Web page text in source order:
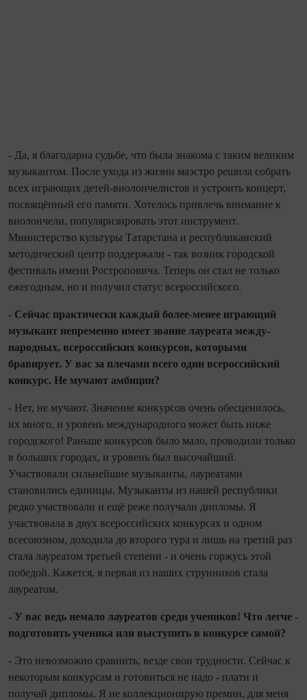
- Да, я благодарна судьбе, что была знакома с таким великим
музыкантом. После ухода из жизни маэстро решила собрать
всех играющих детей‑виолонче­листов и устроить концерт,
посвящённый его памяти. Хотелось привлечь внимание к
виолончели, популяризировать этот инструмент.
Министерство культуры Та­тарстана и республиканский
методический центр поддержали - так возник городской
фестиваль имени Ростроповича. Теперь он стал не только
ежегодным, но и получил статус всероссийского.
- Сейчас практически каждый бо­лее‑менее играющий
музыкант непре­менно имеет звание лауреата между­
народных, всероссийских конкурсов, которыми
бравирует. У вас за плечами всего один всероссийский
конкурс. Не мучают амбиции?
- Нет, не мучают. Значение конкурсов очень обесценилось,
их много, и уровень международного может быть ниже
город­ского! Раньше конкурсов было мало, прово­дили только
в больших городах, и уровень был высочайший.
Участвовали сильнейшие музыканты, лауреатами
становились едини­цы. Музыканты из нашей республики
редко участвовали и ещё реже получали дипло­мы. Я
участвовала в двух всероссийских конкурсах и одном
всесоюзном, доходила до второго тура и лишь на третий раз
ста­ла лауреатом третьей степени - и очень горжусь этой
победой. Кажется, я первая из наших струнников стала
лауреатом.
- У вас ведь немало лауреатов среди учеников! Что легче -
подгото­вить ученика или выступить в конкурсе самой?
- Это невозможно сравнить, вез­де свои трудности. Сейчас к
некоторым конкурсам и готовиться не надо - плати и
получай дипломы. Я не коллекционирую премии, для меня